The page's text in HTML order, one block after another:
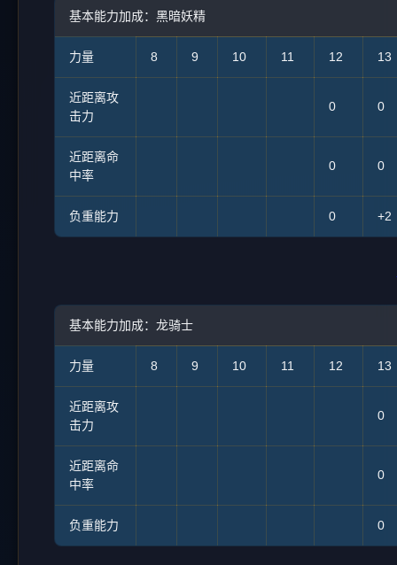
基本能力加成：黑暗妖精
力量 8 9 10 11 12 13
近距离攻
击力
0 0
近距离命
中率
0 0
负重能力 0 +2
基本能力加成：龙骑士
力量 8 9 10 11 12 13
近距离攻
击力
0
近距离命
中率
0
负重能力 0